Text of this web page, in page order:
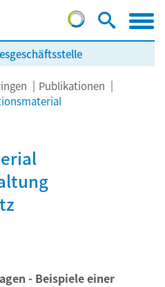
Publikationen
- Beispiele einer